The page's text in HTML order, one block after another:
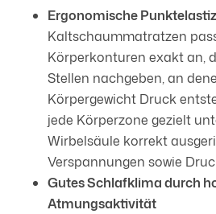
Ergonomische
Kaltschaummatratzen
Körperkonturen exakt an,
Stellen nachgeben, an
Körpergewicht Druck
jede Körperzone gezielt
Wirbelsäule korrekt
Verspannungen sowie
Gutes Schlafklima durch
Atmungsaktivität